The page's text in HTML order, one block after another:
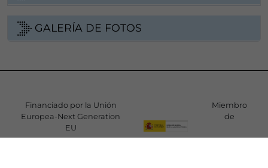
GALERÍA DE FOTOS
Financiado por la Unión
Europea-Next Generation
EU
Miembro
de